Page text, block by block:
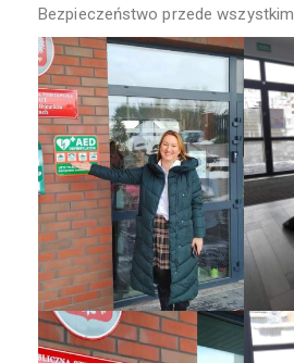
Bezpieczeństwo przede wszystkim